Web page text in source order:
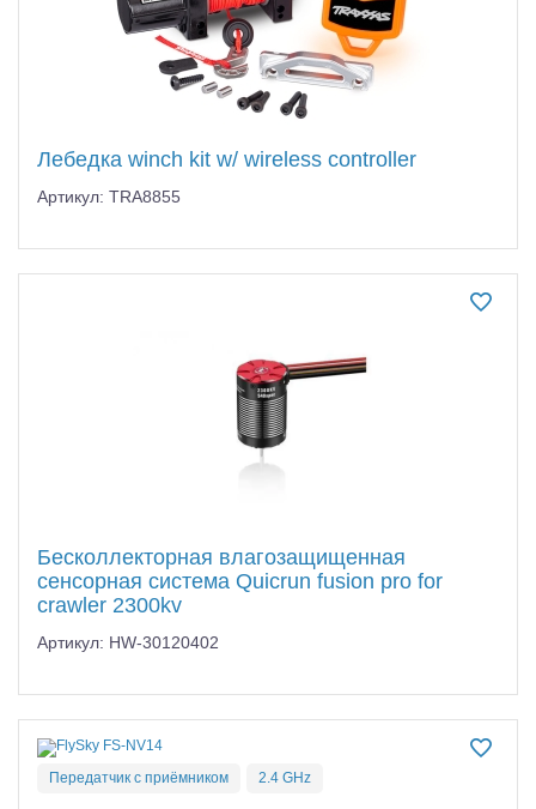
Лебедка winch kit w/ wireless controller
Артикул: TRA8855
Бесколлекторная влагозащищенная
сенсорная система Quicrun fusion pro for
crawler 2300kv
Артикул: HW-30120402
Передатчик с приёмником 2.4 GHz